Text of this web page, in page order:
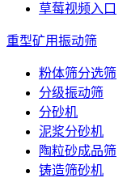
草莓视频入口
重型矿用振动筛
粉体筛分选筛
分级振动筛
分砂机
泥浆分砂机
陶粒砂成品筛
铸造筛砂机